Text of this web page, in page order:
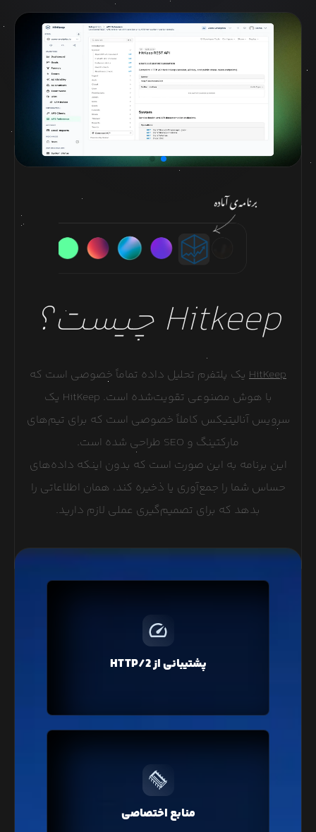
Hitkeep چیست؟
HitKeep یک پلتفرم تحلیل داده تماماً خصوصی است که
با هوش مصنوعی تقویت‌شده است. HitKeep یک
سرویس آنالیتیکس کاملاً خصوصی است که برای تیم‌های
مارکتینگ و SEO طراحی شده است.
این برنامه به این صورت است که بدون اینکه داده‌های
حساس شما را جمع‌آوری یا ذخیره کند، همان اطلاعاتی را
بدهد که برای تصمیم‌گیری عملی لازم دارید.
پشتیبانی از HTTP/2
پروتکل HTTP/2 با فشرده‌سازی و ارسال درخواست‌های
همزمان، باعث افزایش سرعت لود صفحات وبسایت شما
خواهد شد که در تمامی سرویس‌های لیارا پروتکل
منابع اختصاصی
بر خلاف هاست‌های اشتراکی، در لیارا منابع سخت‌افزاری
کاملا اختصاصی ارائه می‌شود که در نتیجه باعث افزایش
سرعت و عملکرد وبسایت شما خواهد شد.